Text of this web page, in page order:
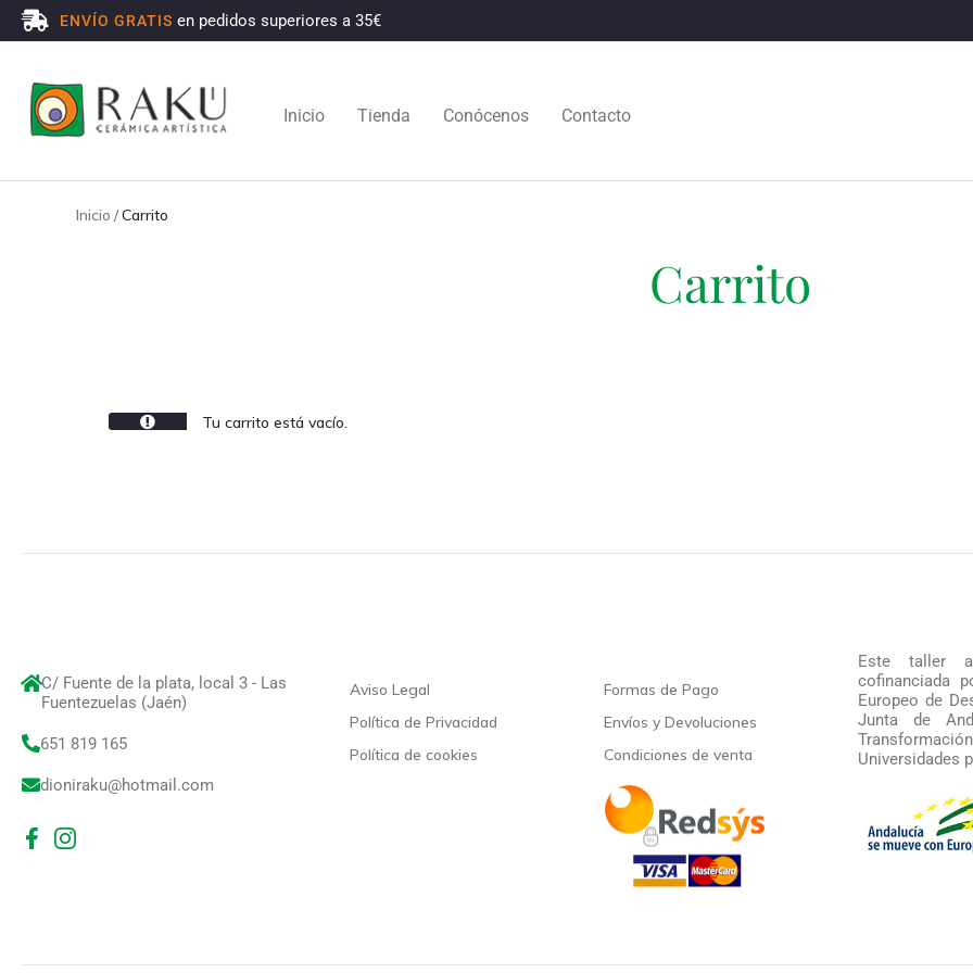
ENVÍO GRATIS en pedidos superiores a 35€
Inicio Tienda Conócenos Contacto
Inicio /Carrito
Carrito
Tu carrito está vacío.
C/ Fuente de la plata, local 3 - Las
Fuentezuelas (Jaén)
651 819 165
dioniraku@hotmail.com
Aviso Legal
Política de Privacidad
Política de cookies
Formas de Pago
Envíos y Devoluciones
Condiciones de venta
Este taller
cofinanciada
Europeo de
Junta de
Universidades